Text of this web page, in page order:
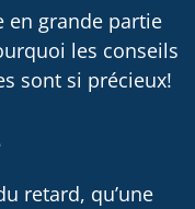
en grande partie
les conseils
sont si précieux!
retard, qu’une